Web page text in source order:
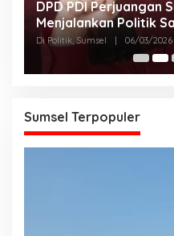
DPD PDI Perjuangan
Menjalankan Politik
Di Politik, Sumsel 06/03/2026
Sumsel Terpopuler